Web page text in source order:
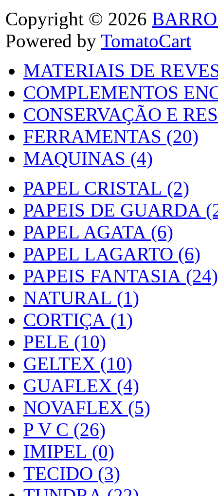
Copyright © 2026
Powered by TomatoCart
MATERIAIS DE
COMPLEMENTOS
CONSERVAÇÃO E
FERRAMENTAS (20)
MAQUINAS (4)
PAPEL CRISTAL (2)
PAPEIS DE GUARDA
PAPEL AGATA (6)
PAPEL LAGARTO (6)
PAPEIS FANTASIA (24)
NATURAL (1)
CORTIÇA (1)
PELE (10)
GELTEX (10)
GUAFLEX (4)
NOVAFLEX (5)
P V C (26)
IMIPEL (0)
TECIDO (3)